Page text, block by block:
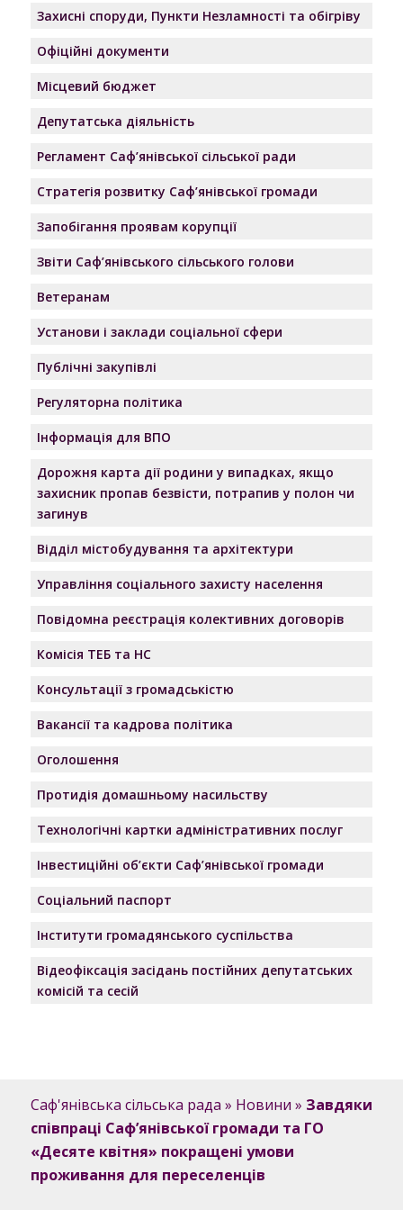
Захисні споруди, Пункти Незламності та обігріву
Офіційні документи
Місцевий бюджет
Депутатська діяльність
Регламент Саф’янівської сільської ради
Стратегія розвитку Саф’янівської громади
Запобігання проявам корупції
Звіти Саф’янівського сільського голови
Ветеранам
Установи і заклади соціальної сфери
Публічні закупівлі
Регуляторна політика
Інформація для ВПО
Дорожня карта дії родини у випадках, якщо
захисник пропав безвісти, потрапив у полон чи
загинув
Відділ містобудування та архітектури
Управління соціального захисту населення
Повідомна реєстрація колективних договорів
Комісія ТЕБ та НС
Консультації з громадськістю
Вакансії та кадрова політика
Оголошення
Протидія домашньому насильству
Технологічні картки адміністративних послуг
Інвестиційні об’єкти Саф’янівської громади
Соціальний паспорт
Інститути громадянського суспільства
Відеофіксація засідань постійних депутатських
комісій та сесій
Саф'янівська сільська рада » Новини » Завдяки
співпраці Саф’янівської громади та ГО
«Десяте квітня» покращені умови
проживання для переселенців